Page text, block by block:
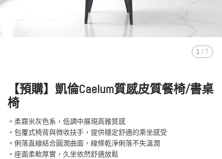
1 / 7
【預購】凱倫Caelum質感皮質餐椅/書桌
椅
。柔霧米灰色系，低調中展現高雅質感
。包覆式椅背與微收扶手，提供穩定舒適的乘坐感受
。俐落直線結合圓潤曲面，線條乾淨俐落不失溫潤
。座面柔軟厚實，久坐依然舒適放鬆